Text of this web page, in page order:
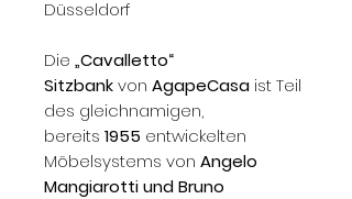
Düsseldorf
Die „Cavalletto“
Sitzbankvon AgapeCasa ist Teil
des gleichnamigen,
bereits 1955 entwickelten
Möbelsystems von Angelo
Mangiarotti und Bruno